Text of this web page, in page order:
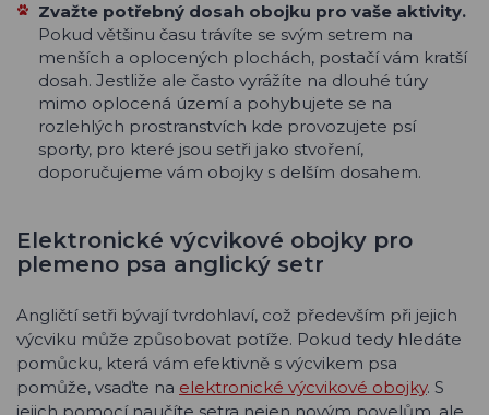
Zvažte potřebný dosah obojku pro vaše aktivity.
Pokud většinu času trávíte se svým setrem na
menších a oplocených plochách, postačí vám kratší
dosah. Jestliže ale často vyrážíte na dlouhé túry
mimo oplocená území a pohybujete se na
rozlehlých prostranstvích kde provozujete psí
sporty, pro které jsou setři jako stvoření,
doporučujeme vám obojky s delším dosahem.
Elektronické výcvikové obojky pro
plemeno psa anglický setr
Angličtí setři bývají tvrdohlaví, což především při jejich
výcviku může způsobovat potíže. Pokud tedy hledáte
pomůcku, která vám efektivně s výcvikem psa
pomůže, vsaďte na elektronické výcvikové obojky. S